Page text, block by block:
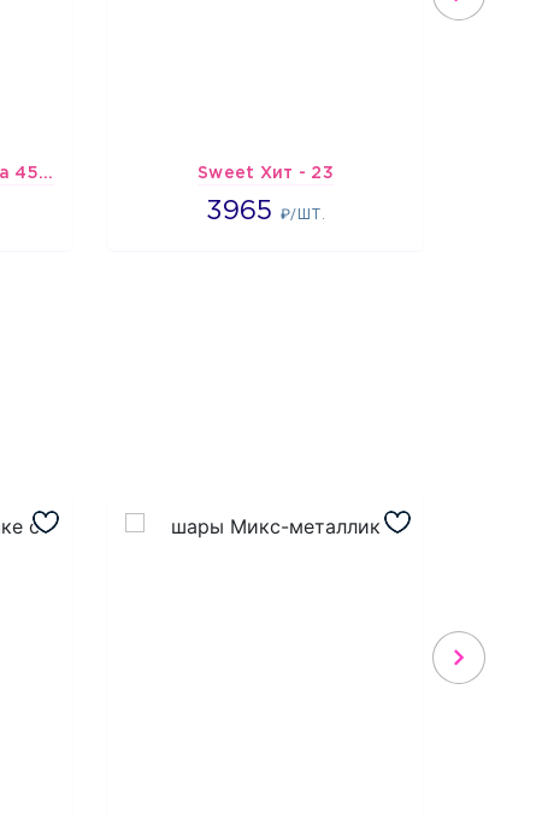
Шарик-открытка "Звезда 45 см" №1 Sweet Хит - 23
3965 ₽/ШТ.
3965